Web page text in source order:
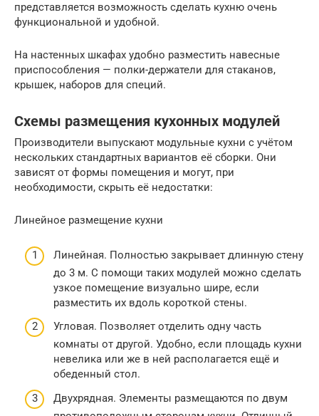
представляется возможность сделать кухню очень
функциональной и удобной.
На настенных шкафах удобно разместить навесные
приспособления — полки-держатели для стаканов,
крышек, наборов для специй.
Схемы размещения кухонных модулей
Производители выпускают модульные кухни с учётом
нескольких стандартных вариантов её сборки. Они
зависят от формы помещения и могут, при
необходимости, скрыть её недостатки:
Линейное размещение кухни
Линейная. Полностью закрывает длинную стену
до 3 м. С помощи таких модулей можно сделать
узкое помещение визуально шире, если
разместить их вдоль короткой стены.
Угловая. Позволяет отделить одну часть
комнаты от другой. Удобно, если площадь кухни
невелика или же в ней располагается ещё и
обеденный стол.
Двухрядная. Элементы размещаются по двум